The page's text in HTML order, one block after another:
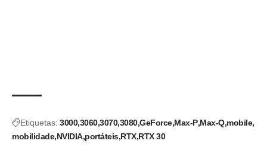
Etiquetas: 3000 3060 3070 3080 GeForce Max-P Max-Q mobile
mobilidade NVIDIA portáteis RTX RTX 30